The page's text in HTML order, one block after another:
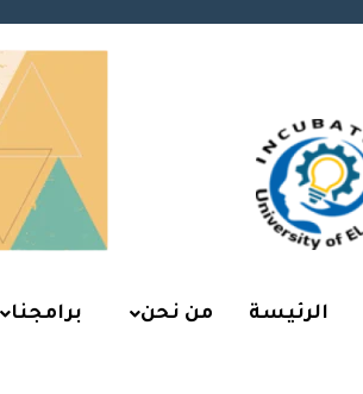
الرئيسة من نحن برامجنا